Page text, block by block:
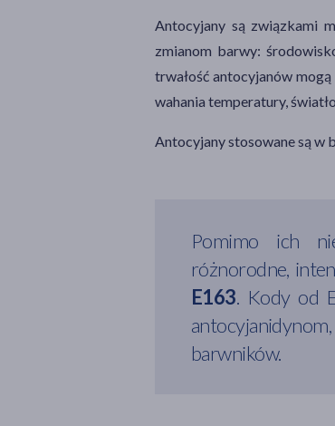
Antocyjany są związkami
zmianom barwy:
trwałość antocyjanów
wahania temperatury,
Antocyjany stosowane są w
Pomimo ich
różnorodne,
E163. Kody od
barwników.